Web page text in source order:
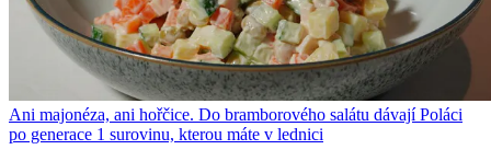
Ani majonéza, ani hořčice. Do bramborového salátu dávají Poláci
po generace 1 surovinu, kterou máte v lednici